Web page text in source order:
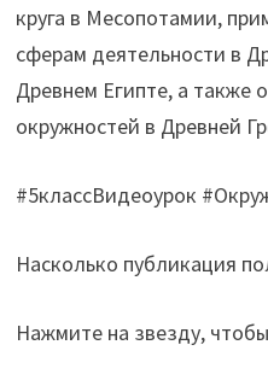
круга в Месопотамии,
сферам деятельности в
Древнем Египте, а также
окружностей в Древней
#5классВидеоурок
Насколько публикация
Нажмите на звезду,